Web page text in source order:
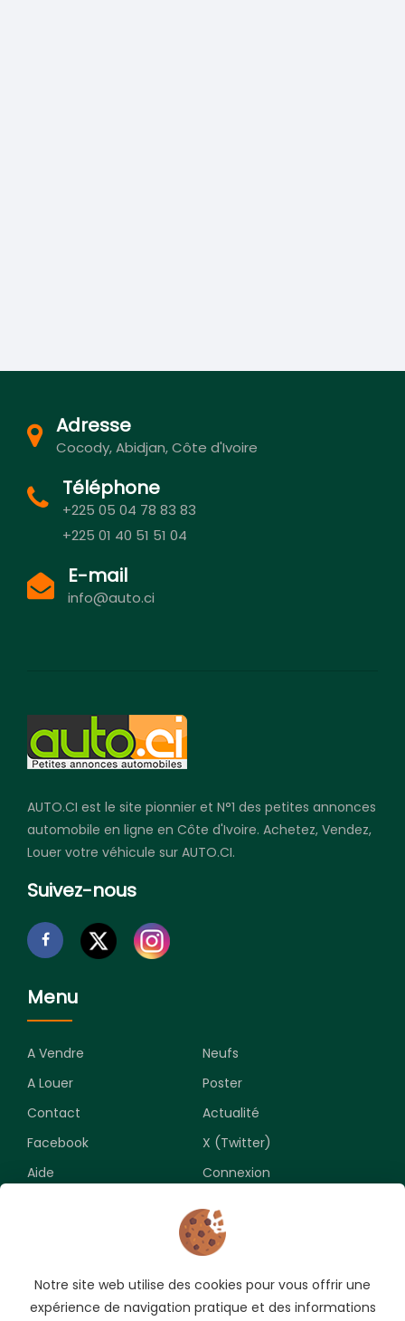
Adresse
Cocody, Abidjan, Côte d'Ivoire
Téléphone
+225 05 04 78 83 83
+225 01 40 51 51 04
E-mail
info@auto.ci
AUTO.CI est le site pionnier et N°1 des petites annonces
automobile en ligne en Côte d'Ivoire. Achetez, Vendez,
Louer votre véhicule sur AUTO.CI.
Suivez-nous
Menu
A Vendre
Neufs
A Louer
Poster
Contact
Actualité
Facebook
X (Twitter)
Aide
Connexion
Souscrivez pour recevoir les meilleures opportunités.
Notre site web utilise des cookies pour vous offrir une
expérience de navigation pratique et des informations